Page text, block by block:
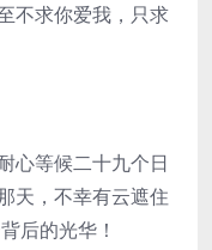
不求你爱我，只求
心等候二十九个日
天，不幸有云遮住
后的光华！